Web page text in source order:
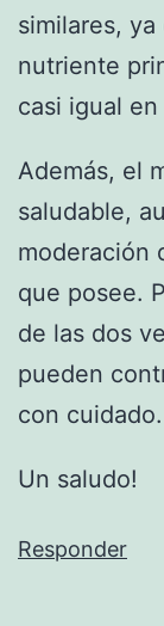
similares,
nutriente
casi igual en
Además, el
saludable,
moderación
que posee.
de las dos
pueden
con cuidado.
Un saludo!
Responder